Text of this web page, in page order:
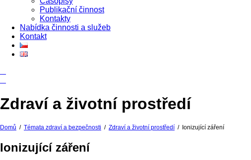
Publikační činnost
Kontakty
Nabídka činnosti a služeb
Kontakt
Zdraví a životní prostředí
Domů / Témata zdraví a bezpečnosti / Zdraví a životní prostředí / Ionizující záření
Ionizující záření